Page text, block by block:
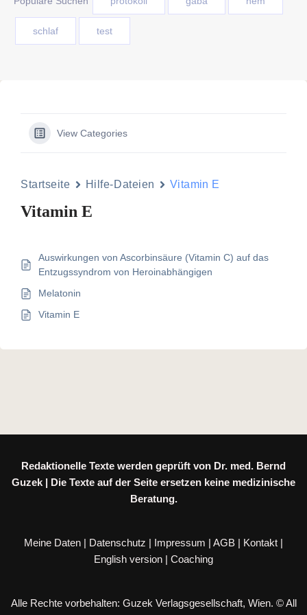
schlaf test
View Categories
Startseite Hilfe-Dateien Vitamin E
Vitamin E
Auswirkungen von Ascorbinsäure (Vitamin C) auf das
Entzugssyndrom von Heroinabhängigen
Melatonin
Vitamin E
Redaktionelle Texte werden geprüft von Dr. med. Bernd
Guzek | Die Texte auf der Seite ersetzen keine medizinische
Beratung.
Meine Daten | Datenschutz | Impressum | AGB | Kontakt |
English version | Coaching
Alle Rechte vorbehalten: Guzek Verlagsgesellschaft, Wien. © All